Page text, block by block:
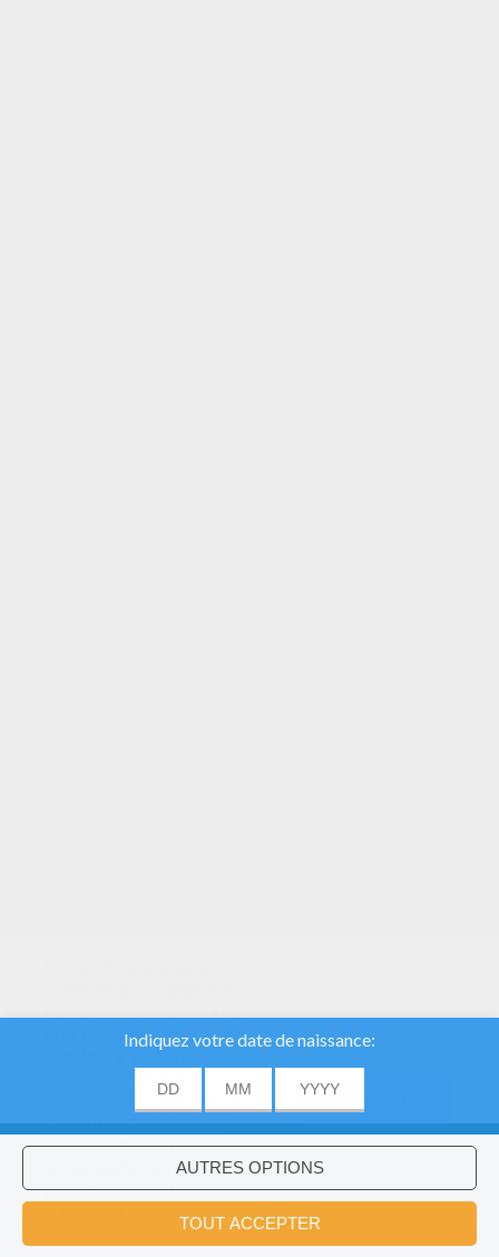
notre trafic et donner à
nos utilisateurs la
meilleure expérience
utilisateur. Nous
fournissons également
des informations sur
l'utilisation de notre site
à nos partenaires
publicitaires et
Voulez-vous installer l'application
Hellokids?
OK
×